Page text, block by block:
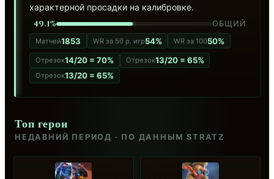
характерной просадки на калибровке.
49.1% ОБЩИЙ
Матчей1853 WR за 50 р. игр54% WR за 10050%
Отрезок14/20 = 70% Отрезок13/20 = 65%
Отрезок13/20 = 65%
Топ герои
НЕДАВНИЙ ПЕРИОД · ПО ДАННЫМ STRATZ